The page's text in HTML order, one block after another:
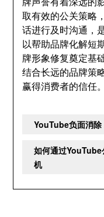
取有效的公关策略
话进行及时沟通，
以帮助品牌化解短
牌形象修复奠定基
结合长远的品牌策
赢得消费者的信任。
YouTube负面消除
如何通过
机